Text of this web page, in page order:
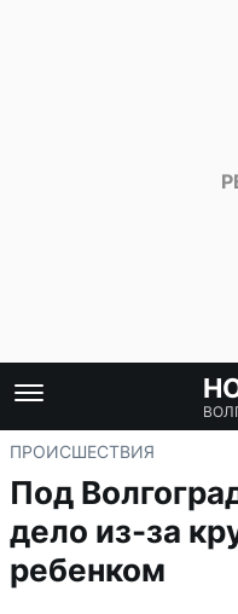
ПРОИСШЕСТВИЯ
Под
дело из-за
ребенком